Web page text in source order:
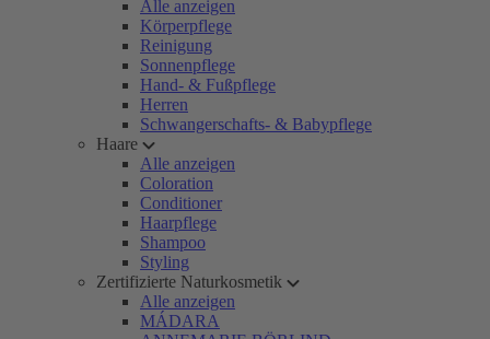
Alle anzeigen
Körperpflege
Reinigung
Sonnenpflege
Hand- & Fußpflege
Herren
Schwangerschafts- & Babypflege
Haare
Alle anzeigen
Coloration
Conditioner
Haarpflege
Shampoo
Styling
Zertifizierte Naturkosmetik
Alle anzeigen
MÁDARA